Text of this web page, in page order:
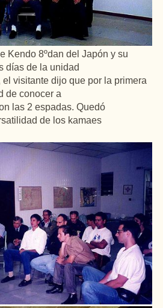
Kendo 8ºdan del Japón y su
días de la unidad
visitante dijo que por la primera
de conocer a
las 2 espadas. Quedó
de los kamaes